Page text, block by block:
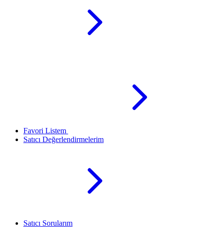
Favori Listem
Satıcı Değerlendirmelerim
Satıcı Sorularım